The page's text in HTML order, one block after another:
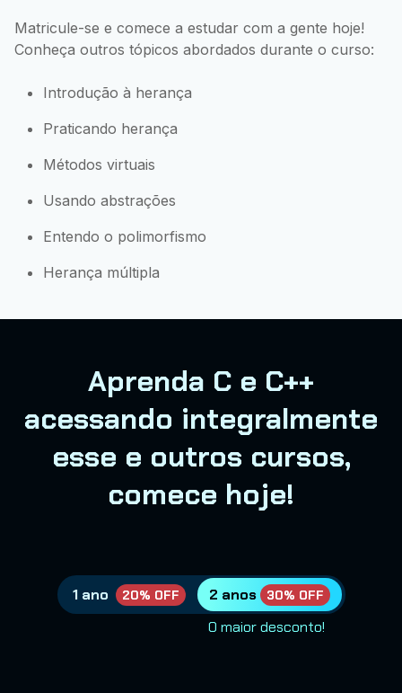
Matricule-se e comece a estudar com a gente hoje!
Conheça outros tópicos abordados durante o curso:
Introdução à herança
Praticando herança
Métodos virtuais
Usando abstrações
Entendo o polimorfismo
Herança múltipla
Aprenda C e C++
acessando integralmente
esse e outros cursos,
comece hoje!
1 ano 20% OFF 2 anos 30% OFF
O maior desconto!